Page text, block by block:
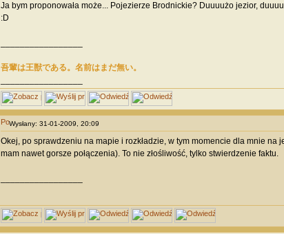
Ja bym proponowała może... Pojezierze Brodnickie? Duuuużo jezior,
:D
吾輩は王獣である。名前はまだ無い。
Wysłany: 31-01-2009, 20:09
Okej, po sprawdzeniu na mapie i rozkładzie, w tym momencie dla mnie
mam nawet gorsze połączenia). To nie złośliwość, tylko stwierdzenie faktu.